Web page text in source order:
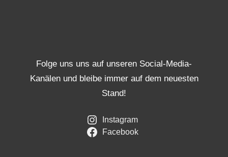
Folge uns uns auf unseren Social-Media-
Kanälen und bleibe immer auf dem neuesten
Stand!
Instagram
Facebook